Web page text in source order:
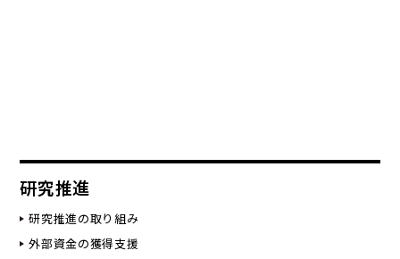
研究推進
研究推進の取り組み
外部資金の獲得支援